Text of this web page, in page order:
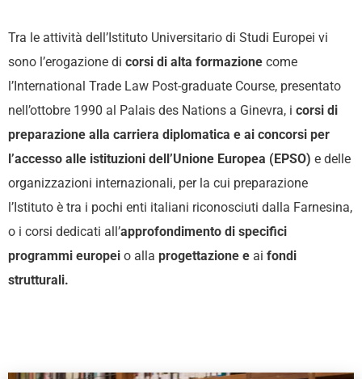
Tra le attività dell’Istituto Universitario di Studi Europei vi
sono l’erogazione di corsi di alta formazione come
l’International Trade Law Post-graduate Course, presentato
nell’ottobre 1990 al Palais des Nations a Ginevra, i corsi di
preparazione alla carriera diplomatica e ai concorsi per
l’accesso alle istituzioni dell’Unione Europea (EPSO) e delle
organizzazioni internazionali, per la cui preparazione
l’Istituto è tra i pochi enti italiani riconosciuti dalla Farnesina,
o i corsi dedicati all’approfondimento di specifici
programmi europei o alla progettazione e ai fondi
strutturali.